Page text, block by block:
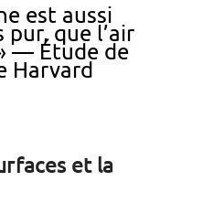
est aussi
pur, que l’air
— Étude de
Harvard
et la